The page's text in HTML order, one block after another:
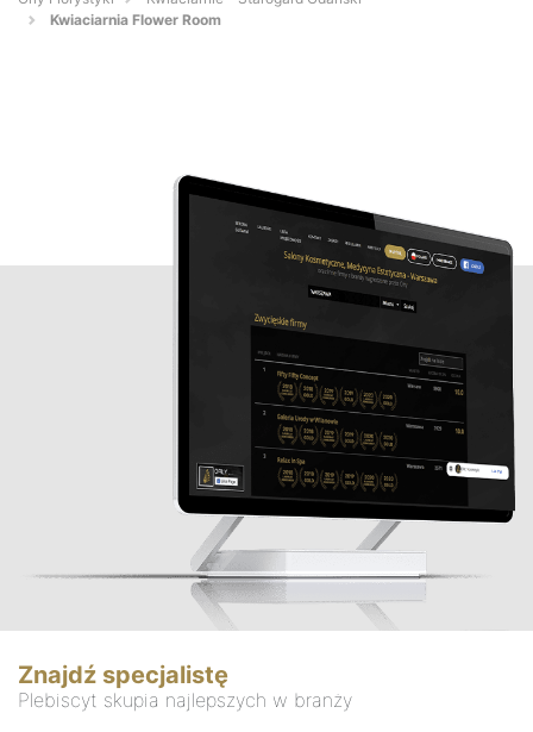
Kwiaciarnia Flower Room
Znajdź specjalistę
Plebiscyt skupia najlepszych w branży